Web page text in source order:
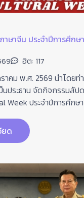
าษาจีน ประจำปีการศึกษ
ฮิต: 117
าคม พ.ศ. 2569 นำโดยท่
ประธาน จัดกิจกรรมสัป
Week ประจำปีการศึกษ
ยด